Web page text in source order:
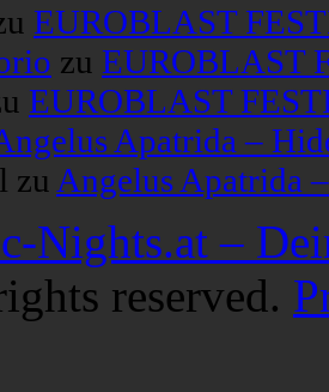
EUROBLAST
zu EUROBLAST
EUROBLAST
Apatrida –
zu Angelus Apatrida
Nights.at –
reserved.